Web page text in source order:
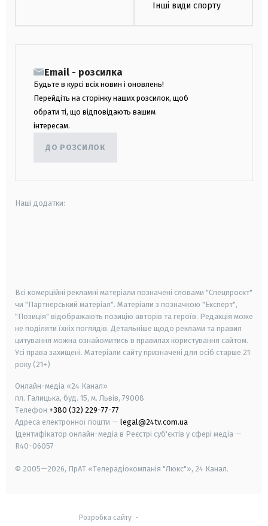
Інші види спорту
Email - розсилка
Будьте в курсі всіх новин і оновлень!
Перейдіть на сторінку наших розсилок, щоб
обрати ті, що відповідають вашим
інтересам.
ДО РОЗСИЛОК
Наші додатки:
Всі комерційні рекламні матеріали позначені словами "Спецпроєкт"
чи "Партнерський матеріал". Матеріали з позначкою "Експерт",
"Позиція" відображають позицію авторів та героїв. Редакція може
не поділяти їхніх поглядів. Детальніше щодо реклами та правил
цитування можна ознайомитись в правилах користування сайтом.
Усі права захищені. Матеріали сайту призначені для осіб старше 21
року (21+)
Онлайн-медіа «24 Канал»
пл. Галицька, буд. 15, м. Львів, 79008
Телефон +380 (32) 229-77-77
Адреса електронної пошти — legal@24tv.com.ua
Ідентифікатор онлайн-медіа в Реєстрі суб'єктів у сфері медіа —
R40-06057
© 2005—2026, ПрАТ «Телерадіокомпанія "Люкс"», 24 Канал.
Розробка сайту-